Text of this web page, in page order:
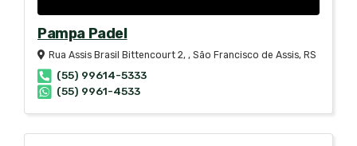
Pampa Padel
Rua Assis Brasil Bittencourt 2, , São Francisco de Assis, RS
(55) 99614-5333
(55) 9961-4533